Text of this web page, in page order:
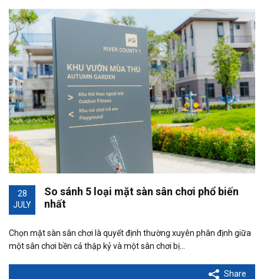
28
JULY
So sánh 5 loại mặt sàn sân chơi phổ biến
nhất
Chọn mặt sàn sân chơi là quyết định thường xuyên phân định giữa
một sân chơi bền cả thập kỷ và một sân chơi bị…
Share